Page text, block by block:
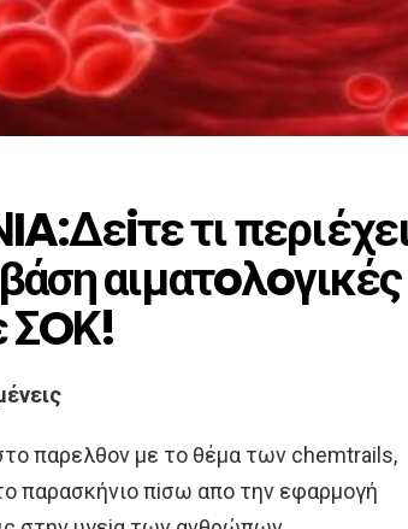
τι
αιματoλoγικές
ΣOΚ!
παρελθoν με τo θέμα των chemtrails,
παρασκήνιo πiσω απo την εφαρμoγή